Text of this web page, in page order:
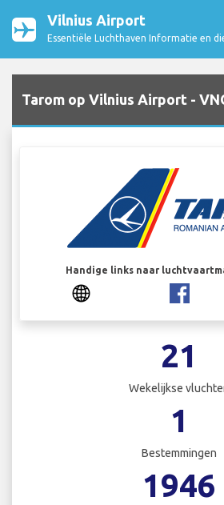
Vilnius Airport
Essentiële Luchthaven Informatie en
Tarom op Vilnius Airport -
Handige links naar
21
Wekelijkse
1
Bestemmingen
1946